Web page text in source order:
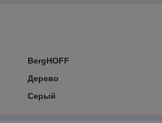
BergHOFF
Дерево
Серый